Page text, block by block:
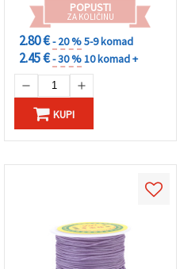
POPUSTI
ZA KOLIČINU
2.80 €- 20 %5-9 komad
2.45 €- 30 %10 komad +
KUPI